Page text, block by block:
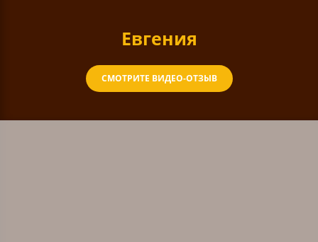
Евгения
СМОТРИТЕ ВИДЕО-ОТЗЫВ